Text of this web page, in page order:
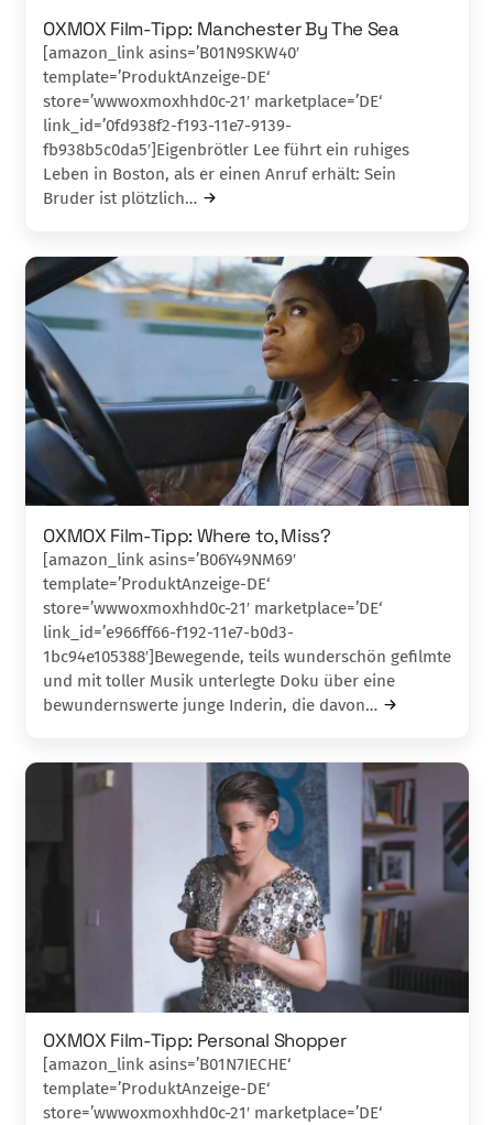
OXMOX Film-Tipp: Manchester By The Sea
[amazon_link asins=’B01N9SKW40′
template=’ProduktAnzeige-DE‘
store=’wwwoxmoxhhd0c-21′ marketplace=’DE‘
link_id=’0fd938f2-f193-11e7-9139-
fb938b5c0da5′]Eigenbrötler Lee führt ein ruhiges
Leben in Boston, als er einen Anruf erhält: Sein
Bruder ist plötzlich…
OXMOX Film-Tipp: Where to, Miss?
[amazon_link asins=’B06Y49NM69′
template=’ProduktAnzeige-DE‘
store=’wwwoxmoxhhd0c-21′ marketplace=’DE‘
link_id=’e966ff66-f192-11e7-b0d3-
1bc94e105388′]Bewegende, teils wunderschön gefilmte
und mit tol­ler Musik unterlegte Doku über eine
bewunderns­werte junge Inderin, die davon…
OXMOX Film-Tipp: Personal Shopper
[amazon_link asins=’B01N7IECHE‘
template=’ProduktAnzeige-DE‘
store=’wwwoxmoxhhd0c-21′ marketplace=’DE‘